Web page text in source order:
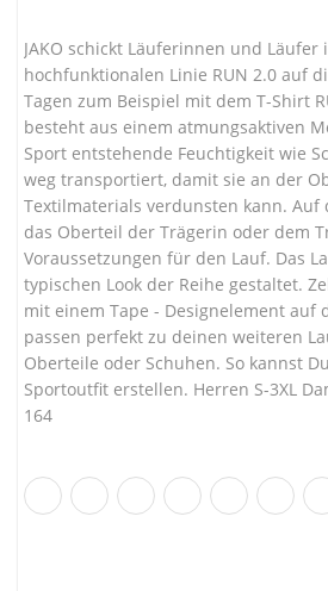
JAKO schickt Läuferinnen und Läufer
hochfunktionalen Linie RUN 2.0 auf
Tagen zum Beispiel mit dem T-Shirt
besteht aus einem atmungsaktiven
Sport entstehende Feuchtigkeit wie
weg transportiert, damit sie an der
Textilmaterials verdunsten kann. Auf
das Oberteil der Trägerin oder dem
Voraussetzungen für den Lauf. Das
typischen Look der Reihe gestaltet.
mit einem Tape - Designelement auf
passen perfekt zu deinen weiteren
Oberteile oder Schuhen. So kannst
Sportoutfit erstellen. Herren S-3XL
164